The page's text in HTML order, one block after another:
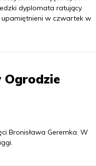
dyplomata ratujący
w czwartek w
Ogrodzie
Bronisława Geremka. W